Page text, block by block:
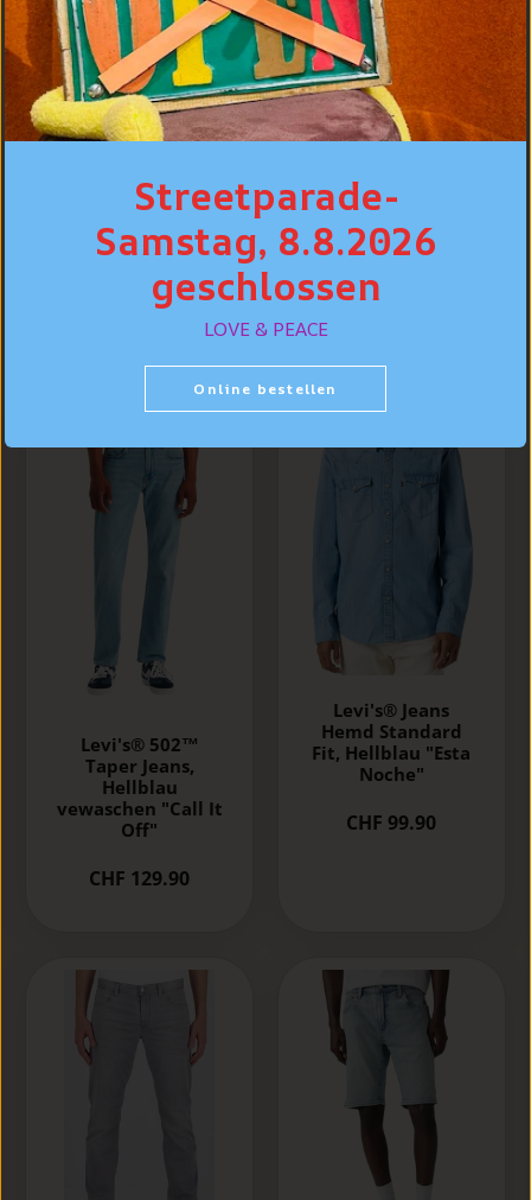
DETAILS
PASSFORM
PERSÖNLICHE BERATUNG
BESTSELLER
Levi's® 502™
Taper Jeans,
Hellblau
vewaschen "Call It
Off"
CHF 129.90
Levi's® Jeans
Hemd Standard
Fit, Hellblau "Esta
Noche"
CHF 99.90
Streetparade-
Samstag, 8.8.2026
geschlossen
LOVE & PEACE
Online bestellen